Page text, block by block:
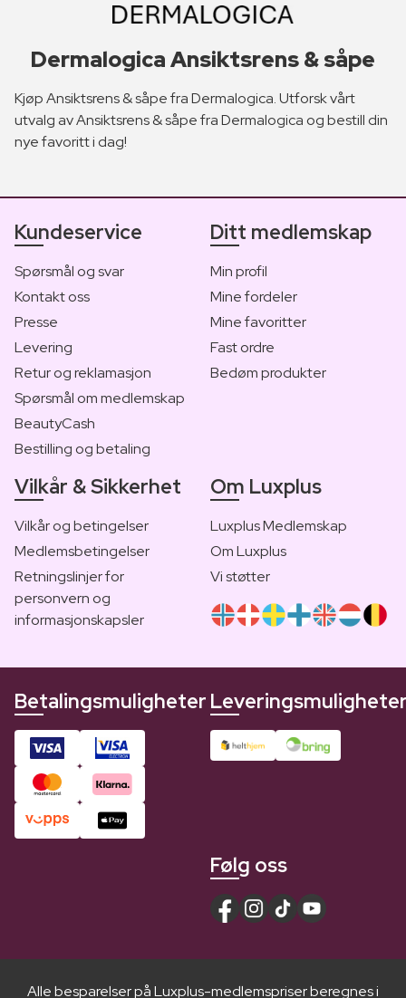
Dermalogica Ansiktsrens & såpe
Kjøp Ansiktsrens & såpe fra Dermalogica. Utforsk vårt
utvalg av Ansiktsrens & såpe fra Dermalogica og bestill din
nye favoritt i dag!
Kundeservice
Spørsmål og svar
Kontakt oss
Presse
Levering
Retur og reklamasjon
Spørsmål om medlemskap
BeautyCash
Bestilling og betaling
Ditt medlemskap
Min profil
Mine fordeler
Mine favoritter
Fast ordre
Bedøm produkter
Vilkår & Sikkerhet
Vilkår og betingelser
Medlemsbetingelser
Retningslinjer for
personvern og
informasjonskapsler
Om Luxplus
Luxplus Medlemskap
Om Luxplus
Vi støtter
Betalingsmuligheter
Følg oss
Alle besparelser på Luxplus-medlemspriser beregnes i